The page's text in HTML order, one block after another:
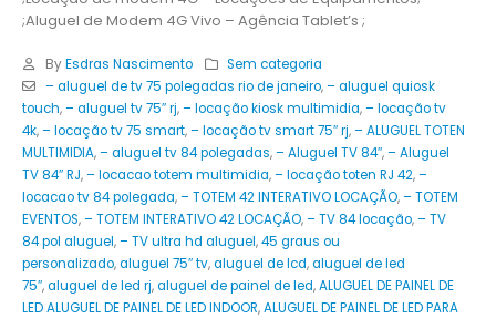
;Aluguel de Modem 4G Vivo – Agência Tablet’s ;
ByEsdras Nascimento
Sem categoria
– aluguel de tv 75 polegadas rio de janeiro,– aluguel quiosk
touch,– aluguel tv 75″ rj,– locação kiosk multimidia,– locação tv
4k,– locação tv 75 smart,– locação tv smart 75″ rj,– ALUGUEL TOTEN
MULTIMIDIA,– aluguel tv 84 polegadas,– Aluguel TV 84″,– Aluguel
TV 84″ RJ,– locacao totem multimidia,– locação toten RJ 42,–
locacao tv 84 polegada,– TOTEM 42 INTERATIVO LOCAÇÃO,– TOTEM
EVENTOS,– TOTEM INTERATIVO 42 LOCAÇÃO,– TV 84 locação,– TV
84 pol aluguel,– TV ultra hd aluguel,45 graus ou
personalizado,aluguel 75″ tv,aluguel de lcd,aluguel de led
75″,aluguel de led rj,aluguel de painel de led,ALUGUEL DE PAINEL DE
LED ALUGUEL DE PAINEL DE LED INDOOR,ALUGUEL DE PAINEL DE LED PARA